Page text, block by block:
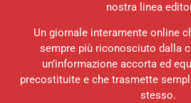
nostra linea
Un giornale interamente online
sempre più riconosciuto dalla
un’informazione accorta ed
precostituite e che trasmette
stesso.